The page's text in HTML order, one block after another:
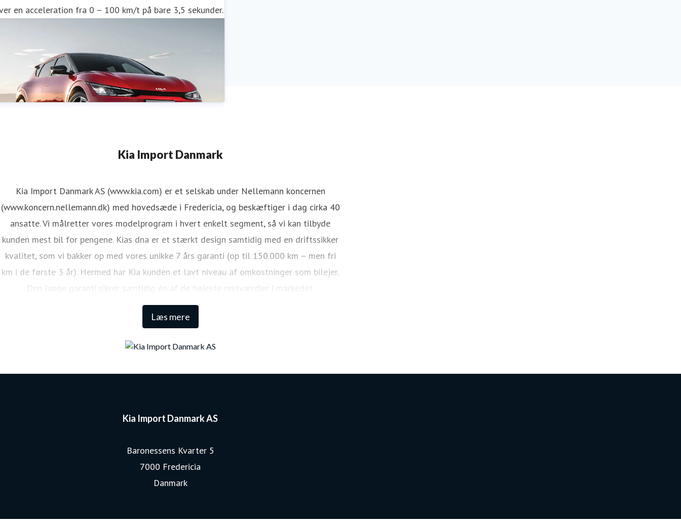
en acceleration fra 0 – 100 km/t på bare 3,5 sekunder.
Kia Import Danmark
Læs mere
Kia Import Danmark AS (www.kia.com) er et selskab under Nellemann koncernen
(www.koncern.nellemann.dk) med hovedsæde i Fredericia, og beskæftiger i dag cirka 40
ansatte. Vi målretter vores modelprogram i hvert enkelt segment, så vi kan tilbyde
kunden mest bil for pengene. Kias dna er et stærkt design samtidig med en driftssikker
kvalitet, som vi bakker op med vores unikke 7 års garanti (op til 150.000 km – men fri
km i de første 3 år). Hermed har Kia kunden et lavt niveau af omkostninger som bilejer.
Den lange garanti sikrer samtidig én af de højeste restværdier i markedet.
Kia Import Danmark AS
Baronessens Kvarter 5
7000 Fredericia
Danmark